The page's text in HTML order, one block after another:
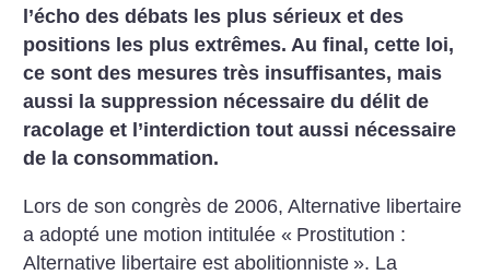
l’écho des débats les plus sérieux et des
positions les plus extrêmes. Au final, cette loi,
ce sont des mesures très insuffisantes, mais
aussi la suppression nécessaire du délit de
racolage et l’interdiction tout aussi nécessaire
de la consommation.
Lors de son congrès de 2006, Alternative libertaire
a adopté une motion intitulée « Prostitution :
Alternative libertaire est abolitionniste ». La